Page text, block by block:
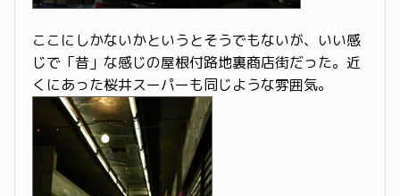
ここにしかないかというとそうでもないが、いい感
じで「昔」な感じの屋根付路地裏商店街だった。近
くにあった桜井スーパーも同じような雰囲気。